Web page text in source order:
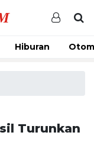
Hiburan
Turunkan